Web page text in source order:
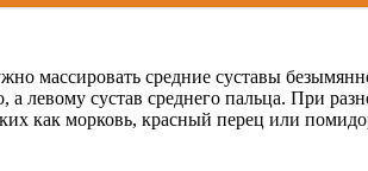
массировать средние суставы
левому сустав среднего пальца. При
как морковь, красный перец или